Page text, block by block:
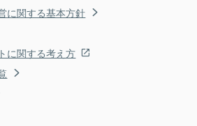
に関する基本方針
に関する考え方